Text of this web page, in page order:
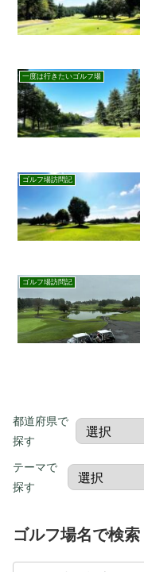
一度は行きたいゴルフ場
ゴルフ場訪問記
ゴルフ場訪問記
都道府県で
探す
テーマで
探す
ゴルフ場名で検索